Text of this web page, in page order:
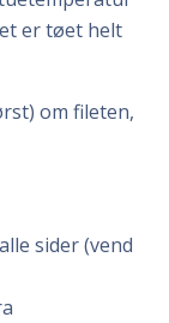
er tøet helt
om fileten,
sider (vend